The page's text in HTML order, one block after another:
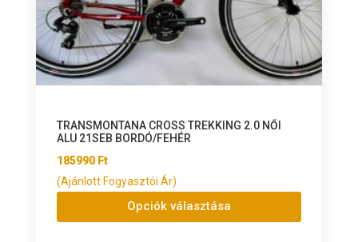
TRANSMONTANA CROSS TREKKING 2.0 NŐI
ALU 21SEB BORDÓ/FEHÉR
185990 Ft
(Ajánlott Fogyasztói Ár)
Opciók választása